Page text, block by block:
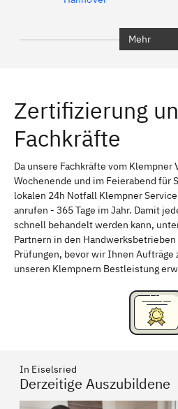
Erlangen
Bayreuth
Schweinfurt
Freising
Mehr
Zertifizierung
Fachkräfte
Da unsere Fachkräfte vom Klempner
Wochenende und im Feierabend für
lokalen 24h Notfall Klempner
anrufen - 365 Tage im Jahr. Damit
schnell behandelt werden kann,
Partnern in den
Prüfungen, bevor wir Ihnen Aufträge
unseren Klempnern Bestleistung
In Eiselsried
Derzeitige Auszubildene